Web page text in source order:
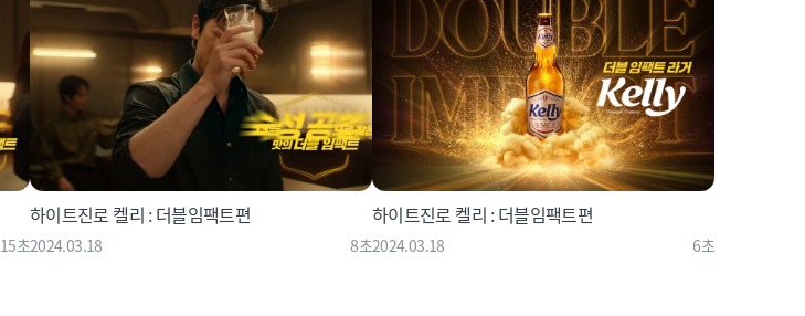
15초
하이트진로 켈리 : 더블임팩트편
2024.03.18 8초
하이트진로 켈리 : 더블임팩트편
2024.03.18 6초